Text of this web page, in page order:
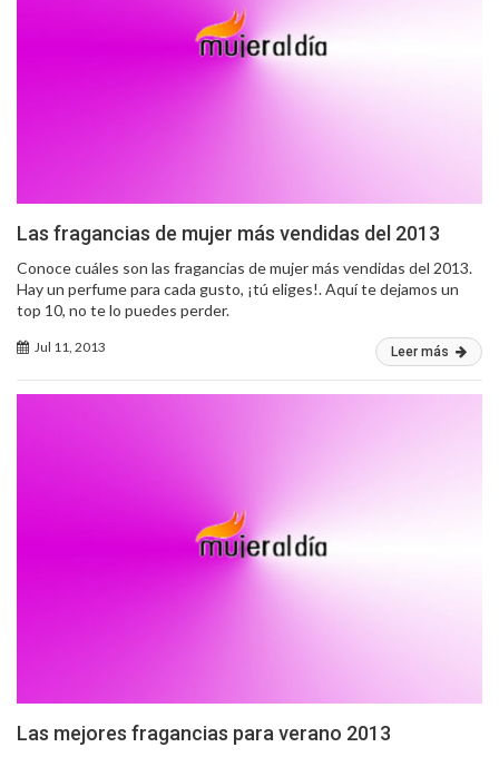
Las fragancias de mujer más vendidas del 2013
Conoce cuáles son las fragancias de mujer más vendidas del 2013.
Hay un perfume para cada gusto, ¡tú eliges!. Aquí te dejamos un
top 10, no te lo puedes perder.
Jul 11, 2013 Leer más
Las mejores fragancias para verano 2013